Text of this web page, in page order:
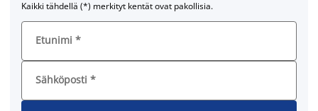
Kaikki tähdellä (*) merkityt kentät ovat pakollisia.
Etunimi *
Sähköposti *